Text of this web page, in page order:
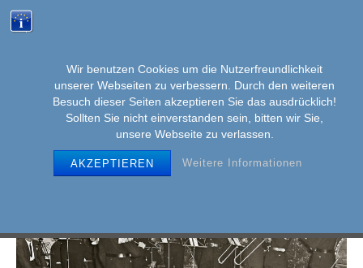
Wir benutzen Cookies um die Nutzerfreundlichkeit
unserer Webseiten zu verbessern. Durch den weiteren
Besuch dieser Seiten akzeptieren Sie das ausdrücklich!
Sollten Sie nicht einverstanden sein, bitten wir Sie,
unsere Webseite zu verlassen.
AKZEPTIEREN Weitere Informationen
MENU